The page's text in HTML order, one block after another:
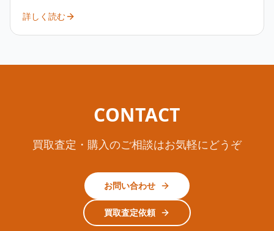
す。メーカー・型番・構成を整理して査定するのが確実で
す。
詳しく読む
CONTACT
買取査定・購入のご相談はお気軽にどうぞ
お問い合わせ
買取査定依頼